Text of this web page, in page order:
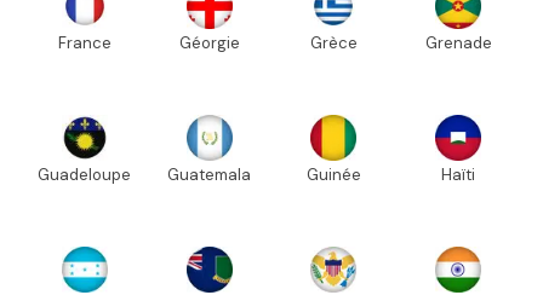
France Géorgie Grèce Grenade
Guadeloupe Guatemala Guinée Haïti